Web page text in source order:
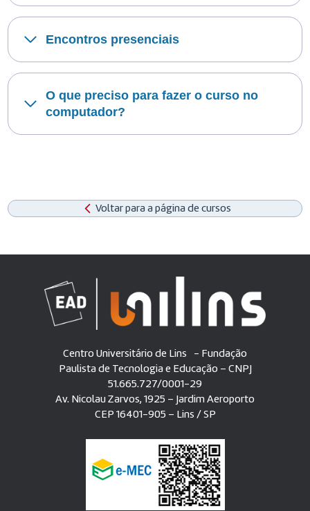
Encontros presenciais
O que preciso para fazer o curso no
computador?
Voltar para a página de cursos
Centro Universitário de Lins - Fundação
Paulista de Tecnologia e Educação – CNPJ
51.665.727/0001-29
Av. Nicolau Zarvos, 1925 – Jardim Aeroporto
CEP 16401-905 – Lins / SP